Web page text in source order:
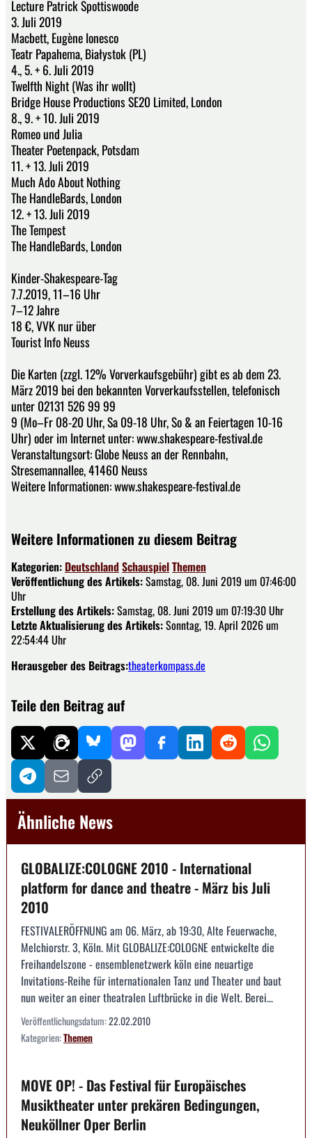
Lecture Patrick Spottiswoode
3. Juli 2019
Macbett, Eugène Ionesco
Teatr Papahema, Białystok (PL)
4., 5. + 6. Juli 2019
Twelfth Night (Was ihr wollt)
Bridge House Productions SE20 Limited, London
8., 9. + 10. Juli 2019
Romeo und Julia
Theater Poetenpack, Potsdam
11. + 13. Juli 2019
Much Ado About Nothing
The HandleBards, London
12. + 13. Juli 2019
The Tempest
The HandleBards, London
Kinder-Shakespeare-Tag
7.7.2019, 11–16 Uhr
7–12 Jahre
18 €, VVK nur über
Tourist Info Neuss
Die Karten (zzgl. 12% Vorverkaufsgebühr) gibt es ab dem 23.
März 2019 bei den bekannten Vorverkaufsstellen, telefonisch
unter 02131 526 99 99
9 (Mo–Fr 08-20 Uhr, Sa 09-18 Uhr, So & an Feiertagen 10-16
Uhr) oder im Internet unter: www.shakespeare-festival.de
Veranstaltungsort: Globe Neuss an der Rennbahn,
Stresemannallee, 41460 Neuss
Weitere Informationen: www.shakespeare-festival.de
Weitere Informationen zu diesem Beitrag
Kategorien: Deutschland SchauspielThemen
Veröffentlichung des Artikels:Samstag, 08. Juni 2019 um 07:46:00
Uhr
Erstellung des Artikels:Samstag, 08. Juni 2019 um 07:19:30 Uhr
Letzte Aktualisierung des Artikels:Sonntag, 19. April 2026 um
22:54:44 Uhr
Herausgeber des Beitrags:theaterkompass.de
Teile den Beitrag auf
Ähnliche News
GLOBALIZE:COLOGNE 2010 - International
platform for dance and theatre - März bis Juli
2010
FESTIVALERÖFFNUNG am 06. März, ab 19:30, Alte Feuerwache,
Melchiorstr. 3, Köln. Mit GLOBALIZE:COLOGNE entwickelte die
Freihandelszone - ensemblenetzwerk köln eine neuartige
Invitations-Reihe für internationalen Tanz und Theater und baut
nun weiter an einer theatralen Luftbrücke in die Welt. Berei...
Veröffentlichungsdatum:22.02.2010
Kategorien:Themen
MOVE OP! - Das Festival für Europäisches
Musiktheater unter prekären Bedingungen,
Neuköllner Oper Berlin